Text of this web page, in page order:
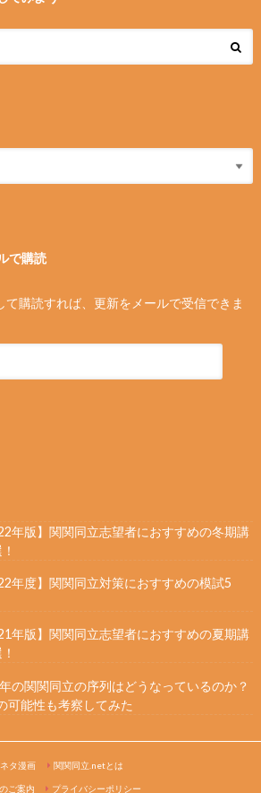
で購読
て購読すれば、更新をメールで受信できま
年版】関関同立志望者におすすめの冬期講
年度】関関同立対策におすすめの模試5
年版】関関同立志望者におすすめの夏期講
の関関同立の序列はどうなっているのか？
可能性も考察してみた
タ漫画 関関同立.netとは
ご案内 プライバシーポリシー